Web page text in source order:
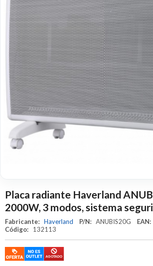
Placa radiante Haverland
2000W, 3 modos, sistema
Fabricante: Haverland P/N: ANUBIS20G EAN:
Código:
132113